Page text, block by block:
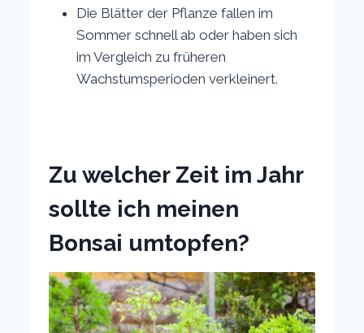
Die Blätter der Pflanze fallen im
Sommer schnell ab oder haben sich
im Vergleich zu früheren
Wachstumsperioden verkleinert.
Zu welcher Zeit im Jahr
sollte ich meinen
Bonsai umtopfen?